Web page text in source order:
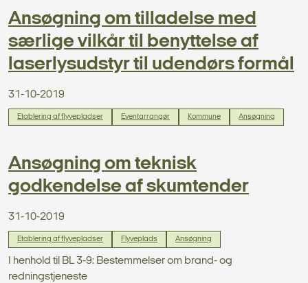
Ansøgning om tilladelse med
særlige vilkår til benyttelse af
laserlysudstyr til udendørs formål
31-10-2019
Etablering af flyvepladser Eventarrangør Kommune Ansøgning
Ansøgning om teknisk
godkendelse af skumtender
31-10-2019
Etablering af flyvepladser Flyveplads Ansøgning
I henhold til BL 3-9: Bestemmelser om brand- og
redningstjeneste